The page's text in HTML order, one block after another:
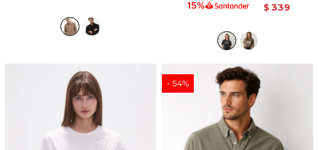
$ 339
54